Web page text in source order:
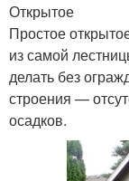
Открытое
Простое
из самой
делать без
строения —
осадков.